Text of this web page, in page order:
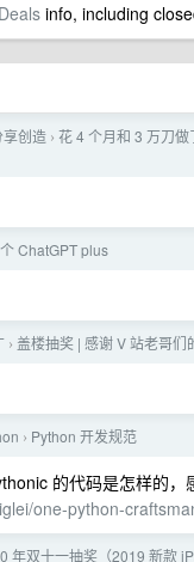
Dealsinfo, including
享创造 › 花 4 个月和 3 万刀
ChatGPT plus
› 盖楼抽奖 | 感谢 V 站老哥们
› Python 开发规范
的代码是怎样的
one-python-
年双十一抽奖（2019 新款